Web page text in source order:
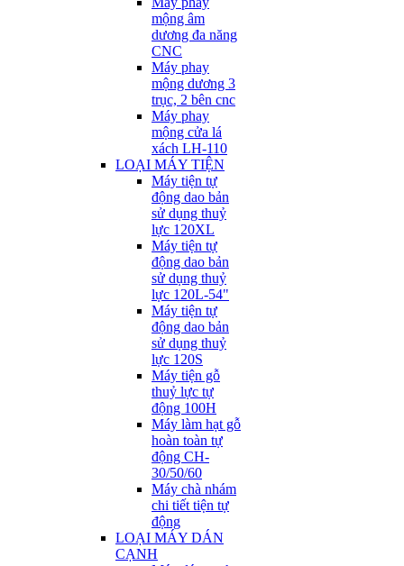
mộng âm
dương đa năng
CNC
Máy phay
mộng dương 3
trục, 2 bên cnc
Máy phay
mộng cửa lá
xách LH-110
LOẠI MÁY TIỆN
Máy tiện tự
động dao bản
sử dụng thuỷ
lực 120XL
Máy tiện tự
động dao bản
sử dụng thuỷ
lực 120L-54"
Máy tiện tự
động dao bản
sử dụng thuỷ
lực 120S
Máy tiện gỗ
thuỷ lực tự
động 100H
Máy làm hạt gỗ
hoàn toàn tự
động CH-
30/50/60
Máy chà nhám
chi tiết tiện tự
động
LOẠI MÁY DÁN
CẠNH